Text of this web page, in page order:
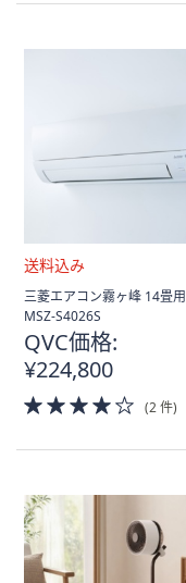
送
料
み
三菱エアコン霧ヶ峰 14畳用
MSZ-S4026S
QVC価格:
¥224,800
4.0
of
(2 件)